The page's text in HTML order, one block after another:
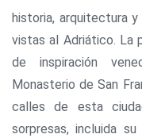
historia, arquitectura
vistas al Adriático. La
de inspiración
Monasterio de San
calles de esta
sorpresas, incluida